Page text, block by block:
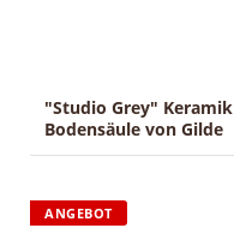
"Studio Grey" Keramik
Bodensäule von Gilde
ANGEBOT